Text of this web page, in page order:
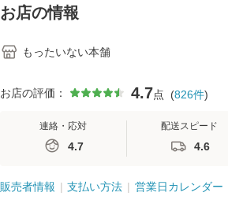
お店の情報
もったいない本舗
お店の評価： 4.7点 (826件)
連絡・応対
4.7
配送スピード
4.6
販売者情報 支払い方法 営業日カレンダー